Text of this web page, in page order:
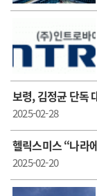
보령, 김정균 단독
2025-02-28
헬릭스미스 “나라
2025-02-20